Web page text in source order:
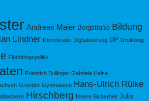
Andreas Maier Bergstraße Bildung
Lindner Demokratie Digitalisierung DP Dreikönig
Flüchtlingspolitik
Friedrich Bullinger Gabriele Heise
Gründer Gymnasium Hans-Ulrich Rülke
Hirschberg Innere Sicherheit Julis